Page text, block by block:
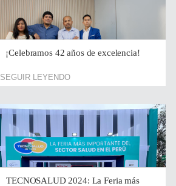
¡Celebramos 42 años de excelencia!
SEGUIR LEYENDO
TECNOSALUD 2024: La Feria más